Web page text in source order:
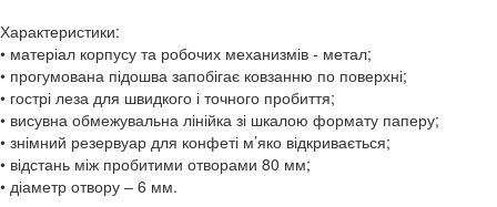
Характеристики:
• матеріал корпусу та робочих механизмів - метал;
• прогумована підошва запобігає ковзанню по поверхні;
• гострі леза для швидкого і точного пробиття;
• висувна обмежувальна лінійка зі шкалою формату паперу;
• знімний резервуар для конфеті м’яко відкривається;
• відстань між пробитими отворами 80 мм;
• діаметр отвору – 6 мм.